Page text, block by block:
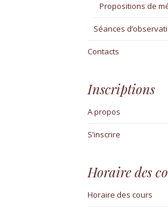
Propositions de
Séances
Contacts
Inscriptions
A propos
S’inscrire
Horaire des
Horaire des cours